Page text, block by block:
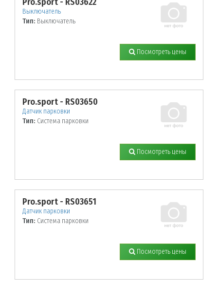
Выключатель
Тип: Выключатель
Посмотреть цены
Pro.sport - RS03650
Датчик парковки
Тип: Система парковки
Посмотреть цены
Pro.sport - RS03651
Датчик парковки
Тип: Система парковки
Посмотреть цены